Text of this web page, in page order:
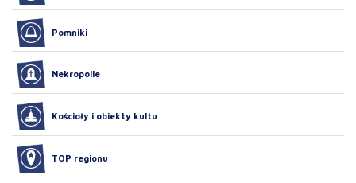
Pomniki
Nekropolie
Kościoły i obiekty kultu
TOP regionu